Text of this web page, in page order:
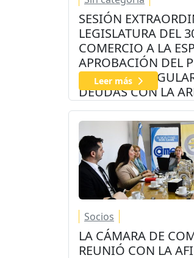
SESIÓN
LEGISLATURA DEL
COMERCIO A LA
APROBACIÓN DEL
LEY SOBRE
DEUDAS CON LA
Leer más
Socios
LA CÁMARA DE
REUNIÓ CON LA